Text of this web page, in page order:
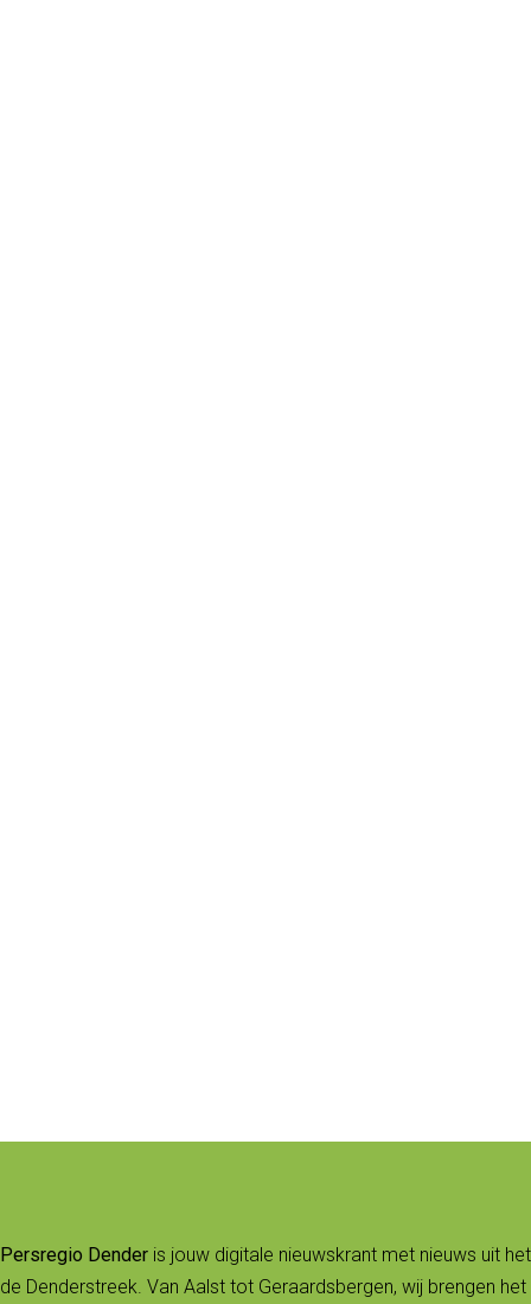
Persregio Dender is jouw digitale nieuwskrant met nieuws uit
de Denderstreek. Van Aalst tot Geraardsbergen, wij brengen